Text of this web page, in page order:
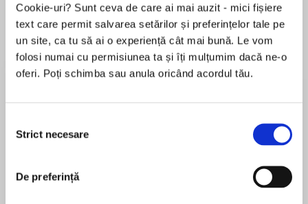
Cookie-uri? Sunt ceva de care ai mai auzit - mici fișiere
text care permit salvarea setărilor și preferințelor tale pe
un site, ca tu să ai o experiență cât mai bună. Le vom
folosi numai cu permisiunea ta și îți mulțumim dacă ne-o
oferi. Poți schimba sau anula oricând acordul tău.
consimțământului
Strict necesare
De preferință
Despre carte
Homo Deus: Scurtă istorie a viitorului este o
explorare ambițioasă a viitorului umanității, care
îmbină analiza istorică cu speculația
inteligența artificială și biotehnologia pot
noastre. Lucrarea dezvoltă ideea de „homo
deus” – conceptul că oamenii, prin controlul
Recenzii
Bine sumarizata.